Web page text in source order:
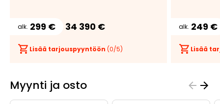
alk. 299 € 34 390 €
Lisää tarjouspyyntöön (0/5)
alk. 249 €
Lisää
Myynti ja osto